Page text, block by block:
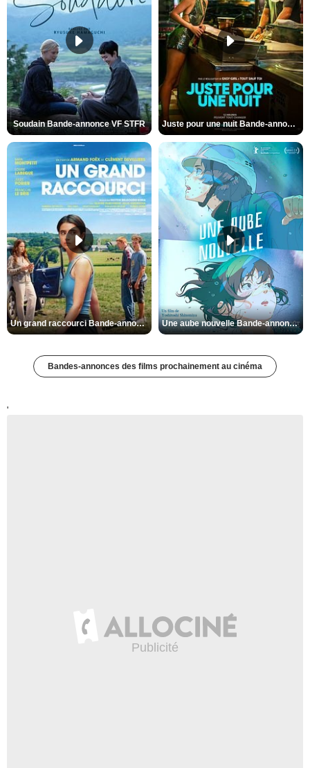
Soudain Bande-annonce VF STFR Juste pour une nuit Bande-annonce VO STFR
Un grand raccourci Bande-annonce VF Une aube nouvelle Bande-annonce VO STFR
Bandes-annonces des films prochainement au cinéma
'